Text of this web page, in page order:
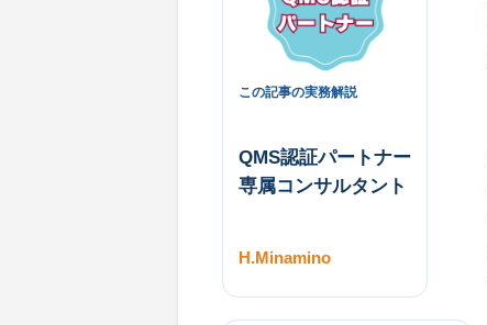
この記事の実務解説
QMS認証パートナー
専属コンサルタント
H.Minamino